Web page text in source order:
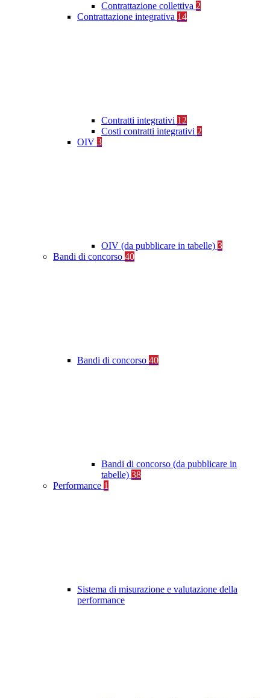
Contrattazione collettiva 2
Contrattazione integrativa 14
Contratti integrativi 12
Costi contratti integrativi 2
OIV 3
OIV (da pubblicare in tabelle) 3
Bandi di concorso 40
Bandi di concorso 40
Bandi di concorso (da pubblicare in
tabelle) 38
Performance 1
Sistema di misurazione e valutazione della
performance